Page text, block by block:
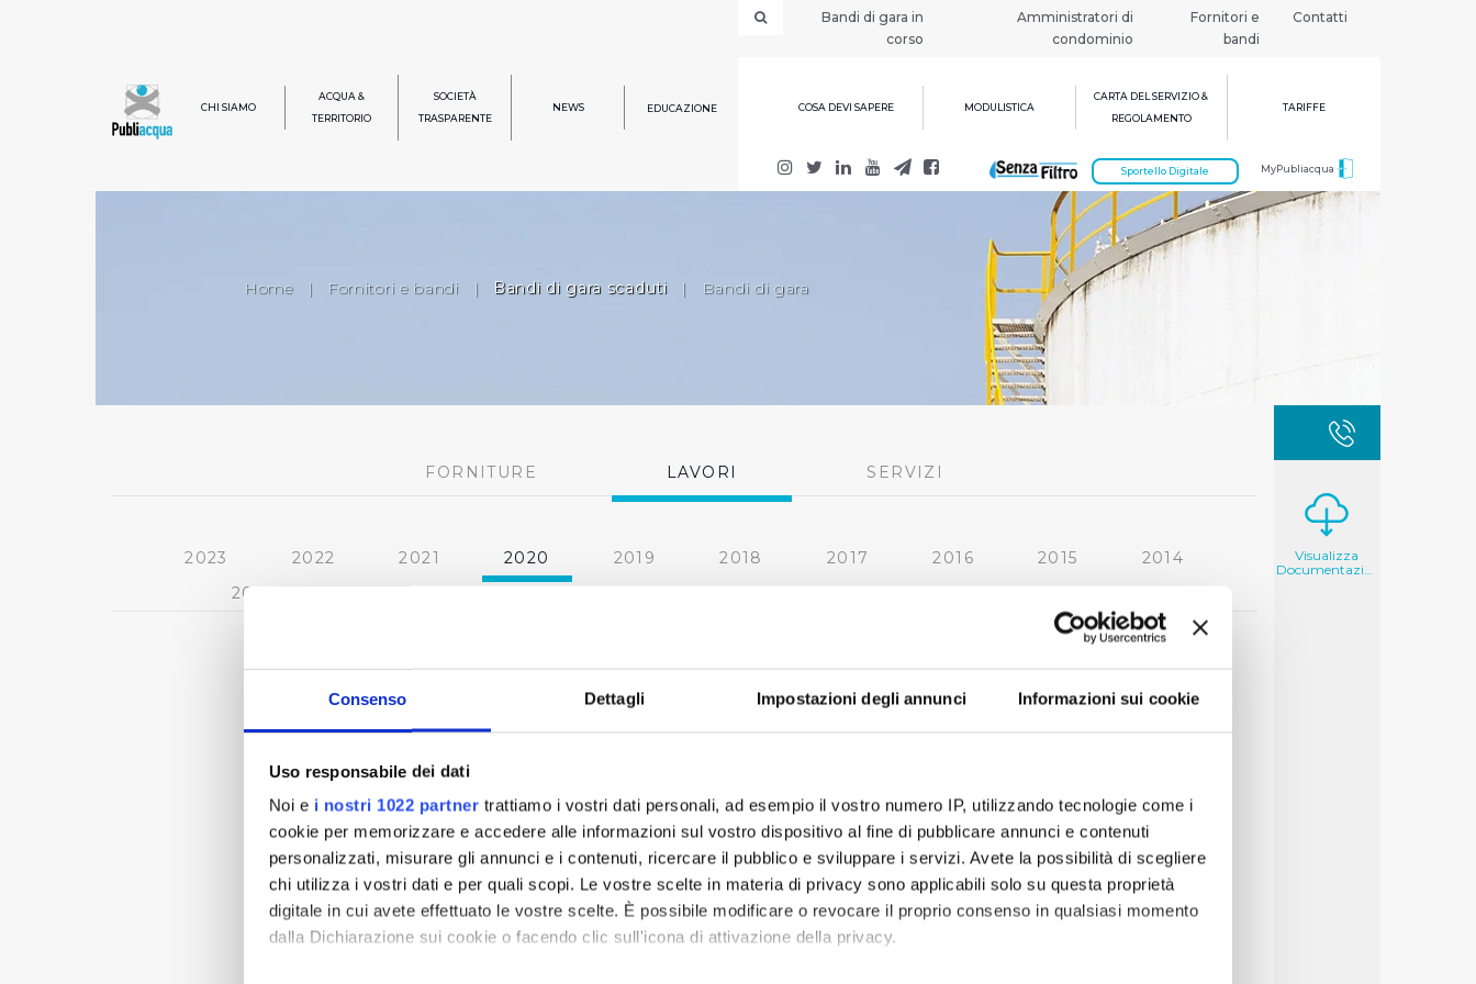
Consenso Dettagli Impostazioni degli annunci Informazioni sui cookie
Uso responsabile dei dati
Noi e i nostri 1022 partner trattiamo i vostri dati personali, ad esempio il vostro numero IP, utilizzando tecnologie come i
cookie per memorizzare e accedere alle informazioni sul vostro dispositivo al fine di pubblicare annunci e contenuti
personalizzati, misurare gli annunci e i contenuti, ricercare il pubblico e sviluppare i servizi. Avete la possibilità di scegliere
chi utilizza i vostri dati e per quali scopi. Le vostre scelte in materia di privacy sono applicabili solo su questa proprietà
digitale in cui avete effettuato le vostre scelte. È possibile modificare o revocare il proprio consenso in qualsiasi momento
dalla Dichiarazione sui cookie o facendo clic sull'icona di attivazione della privacy.
Bandi di gara in
corso
Amministratori di
condominio
Fornitori e
bandi
Contatti
CHI SIAMO
ACQUA &
TERRITORIO
SOCIETÀ
TRASPARENTE
NEWS EDUCAZIONE COSA DEVI SAPERE MODULISTICA
CARTA DEL SERVIZIO &
REGOLAMENTO
TARIFFE
MyPubliacqua
Sportello Digitale
Home | Fornitori e bandi | Bandi di gara scaduti | Bandi di gara
FORNITURE LAVORI SERVIZI
2023 2022 2021 2020 2019 2018 2017 2016 2015
2014
2013
‹ precedente 2 3 4
Visualizza
Documentazione